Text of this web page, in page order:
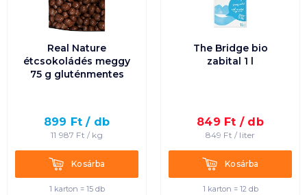
Real Nature
étcsokoládés meggy
75 g gluténmentes
899 Ft / db
11 987 Ft / kg
KosárbaKosárba
1 karton = 15 db
The Bridge bio
zabital 1 l
849 Ft / db
849 Ft / liter
KosárbaKosárba
1 karton = 12 db